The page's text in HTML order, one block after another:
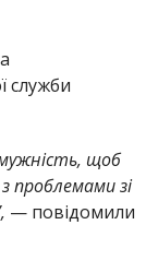
служби
мужність, щоб
проблемами зі
— повідомили